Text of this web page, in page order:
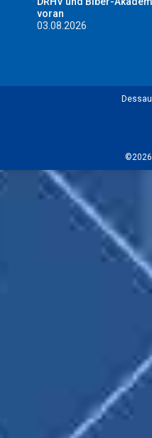
voran
03.08.2026